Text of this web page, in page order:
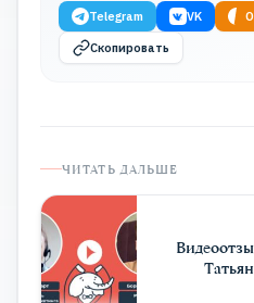
Telegram VK
Скопировать
ЧИТАТЬ ДАЛЬШЕ